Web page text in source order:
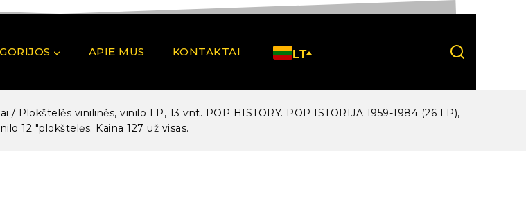
APIE MUS KONTAKTAI LT
/ Plokštelės vinilinės, vinilo LP, 13 vnt. POP HISTORY. POP ISTORIJA 1959-1984 (26 LP),
12 "plokštelės. Kaina 127 už visas.